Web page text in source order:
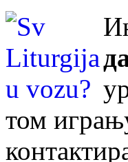
том